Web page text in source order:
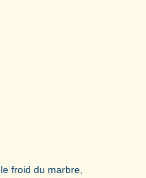
froid du marbre,